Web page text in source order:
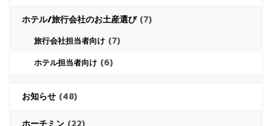
ホテル/旅行会社のお土産選び(7)
旅行会社担当者向け (7)
ホテル担当者向け (6)
お知らせ (48)